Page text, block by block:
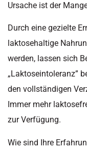
Ursache ist der
Durch eine gezielte
laktosehaltige
werden, lassen sich
„Laktoseintoleranz”
den vollständigen
Immer mehr
zur Verfügung.
Wie sind Ihre